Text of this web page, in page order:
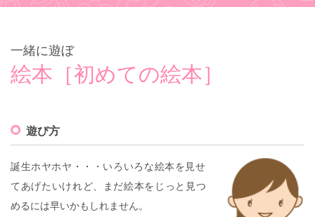
一緒に遊ぼ
絵本［初めての絵本］
遊び方
誕生ホヤホヤ・・・いろいろな絵本を見せ
てあげたいけれど、まだ絵本をじっと見つ
めるには早いかもしれません。